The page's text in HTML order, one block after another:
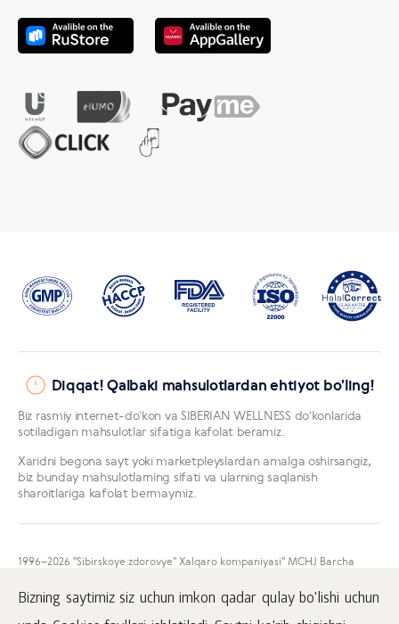
Bizning saytimiz siz uchun imkon qadar qulay bo'lishi uchun
Diqqat! Qalbaki mahsulotlardan ehtiyot bo'ling!
Biz rasmiy internet-doʻkon va SIBERIAN WELLNESS doʻkonlarida
sotiladigan mahsulotlar sifatiga kafolat beramiz.
Xaridni begona sayt yoki marketpleyslardan amalga oshirsangiz,
biz bunday mahsulotlarning sifati va ularning saqlanish
sharoitlariga kafolat bermaymiz.
1996–2026 "Sibirskoye zdorovye" Xalqaro kompaniyasi" MCHJ Barcha
Mazkur sayt materiallarini namoyish qilish faqatgina faol
www.siberianhealth.com havolasini ham joylashtirgan taqdirda amalga
oshirilishi mumkin.